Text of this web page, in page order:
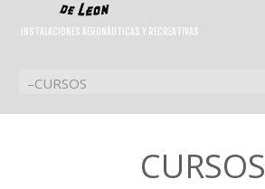
INSTALACIONES AERONÁUTICAS Y RECREATIVAS
CURSOS